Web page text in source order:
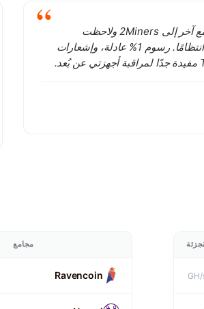
انتقلت من مجمع آخر إلى 2Miners ولاحظت
مدفوعات أكثر انتظامًا. رسوم 1% عادلة، وإشعارات
مجامع
Ravencoin GH/